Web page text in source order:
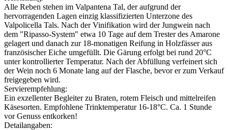
Alle Reben stehen im Valpantena Tal, der aufgrund der
hervorragenden Lagen einzig klassifizierten Unterzone des
Valpolicella Tals. Nach der Vinifikation wird der Jungwein nach
dem "Ripasso-System" etwa 10 Tage auf dem Trester des Amarone
gelagert und danach zur 18-monatigen Reifung in Holzfässer aus
französischer Eiche umgefüllt. Die Gärung erfolgt bei rund 20°C
unter kontrollierter Temperatur. Nach der Abfüllung verfeinert sich
der Wein noch 6 Monate lang auf der Flasche, bevor er zum Verkauf
freigegeben wird.
Servierempfehlung:
Ein exzellenter Begleiter zu Braten, rotem Fleisch und mittelreifen
Käsesorten. Empfohlene Trinktemperatur 16-18°C. Ca. 1 Stunde
vor Genuss entkorken!
Detailangaben: